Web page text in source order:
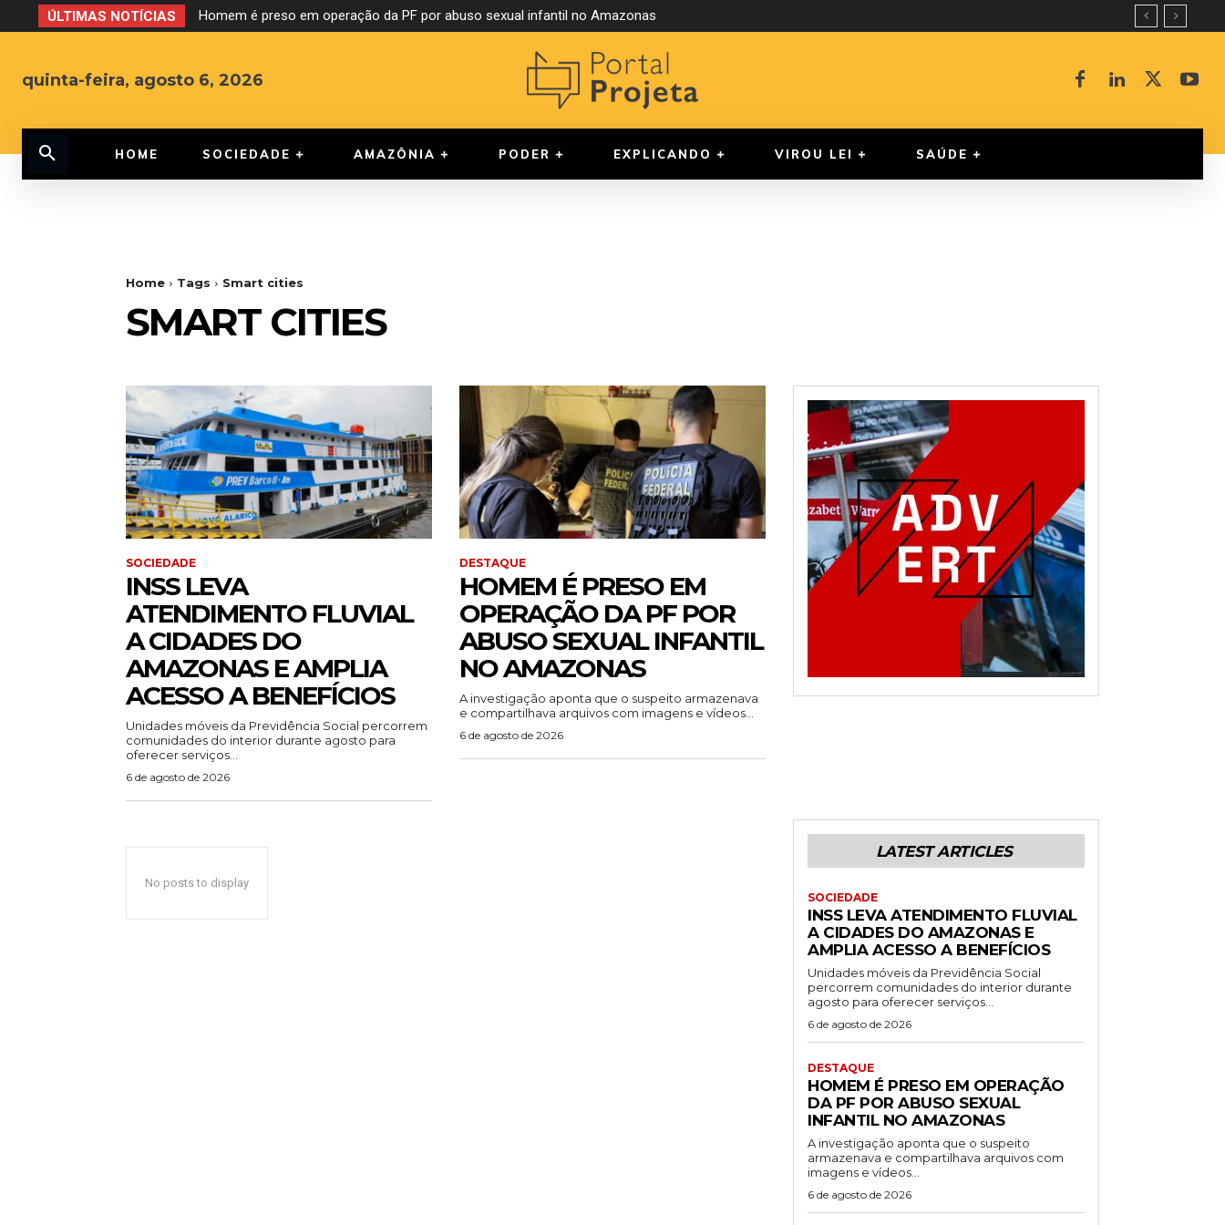
ÚLTIMAS NOTÍCIAS Homem é preso em operação da PF por abuso sexual infantil no Amazonas
quinta-feira, agosto 6, 2026
HOME SOCIEDADE AMAZÔNIA PODER EXPLICANDO VIROU LEI SAÚDE
Home Tags Smart cities
SMART CITIES
SOCIEDADE
INSS LEVA
ATENDIMENTO FLUVIAL
A CIDADES DO
AMAZONAS E AMPLIA
ACESSO A BENEFÍCIOS
Unidades móveis da Previdência Social percorrem
comunidades do interior durante agosto para
oferecer serviços...
6 de agosto de 2026
DESTAQUE
HOMEM É PRESO EM
OPERAÇÃO DA PF POR
ABUSO SEXUAL INFANTIL
NO AMAZONAS
A investigação aponta que o suspeito armazenava
e compartilhava arquivos com imagens e vídeos...
6 de agosto de 2026
No posts to display
LATEST ARTICLES
SOCIEDADE
INSS LEVA ATENDIMENTO FLUVIAL
A CIDADES DO AMAZONAS E
AMPLIA ACESSO A BENEFÍCIOS
Unidades móveis da Previdência Social
percorrem comunidades do interior durante
agosto para oferecer serviços...
6 de agosto de 2026
DESTAQUE
HOMEM É PRESO EM OPERAÇÃO
DA PF POR ABUSO SEXUAL
INFANTIL NO AMAZONAS
A investigação aponta que o suspeito
armazenava e compartilhava arquivos com
imagens e vídeos...
6 de agosto de 2026